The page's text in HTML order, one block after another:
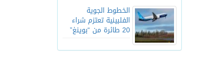
الخطوط الجوية
الفلبينية تعتزم شراء
20 طائرة من “بوينغ”